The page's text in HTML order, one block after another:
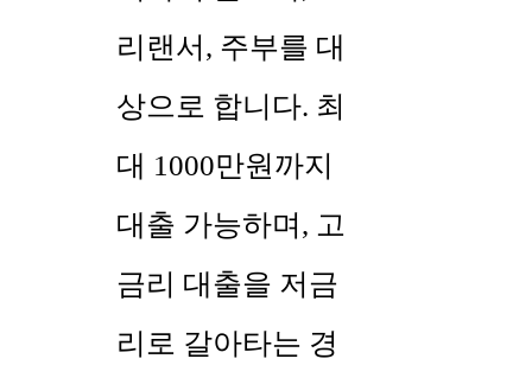
리랜서, 주부를 대
상으로 합니다. 최
대 1000만원까지
대출 가능하며, 고
금리 대출을 저금
리로 갈아타는 경